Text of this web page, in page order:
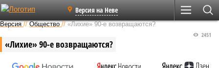
Версия на Неве
Версия //Общество //«Лихие» 90-е возвращаются?
«Лихие» 90-е возвращаются?
2451